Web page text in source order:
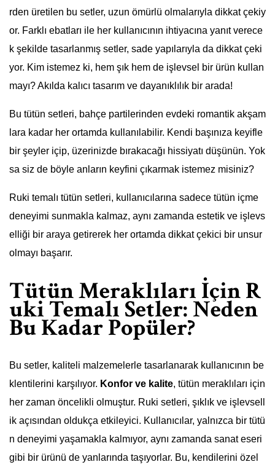
rden üretilen bu setler, uzun ömürlü olmalarıyla dikkat çekiy
or. Farklı ebatları ile her kullanıcının ihtiyacına yanıt verece
k şekilde tasarlanmış setler, sade yapılarıyla da dikkat çeki
yor. Kim istemez ki, hem şık hem de işlevsel bir ürün kullan
mayı? Akılda kalıcı tasarım ve dayanıklılık bir arada!
Bu tütün setleri, bahçe partilerinden evdeki romantik akşam
lara kadar her ortamda kullanılabilir. Kendi başınıza keyifle
bir şeyler içip, üzerinizde bırakacağı hissiyatı düşünün. Yok
sa siz de böyle anların keyfini çıkarmak istemez misiniz?
Ruki temalı tütün setleri, kullanıcılarına sadece tütün içme
deneyimi sunmakla kalmaz, aynı zamanda estetik ve işlevs
elliği bir araya getirerek her ortamda dikkat çekici bir unsur
olmayı başarır.
Tütün Meraklıları İçin R
uki Temalı Setler: Neden
Bu Kadar Popüler?
Bu setler, kaliteli malzemelerle tasarlanarak kullanıcının be
klentilerini karşılıyor. Konfor ve kalite, tütün meraklıları için
her zaman öncelikli olmuştur. Ruki setleri, şıklık ve işlevsell
ik açısından oldukça etkileyici. Kullanıcılar, yalnızca bir tütü
n deneyimi yaşamakla kalmıyor, aynı zamanda sanat eseri
gibi bir ürünü de yanlarında taşıyorlar. Bu, kendilerini özel